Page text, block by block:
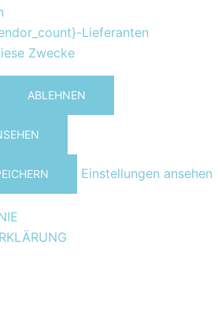
Lieferanten
Zwecke
ABLEHNEN
Einstellungen ansehen